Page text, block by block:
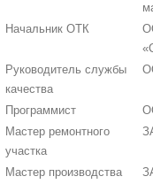
Начальник ОТК
Руководитель службы
качества
Программист
Мастер ремонтного
участка
Мастер производства